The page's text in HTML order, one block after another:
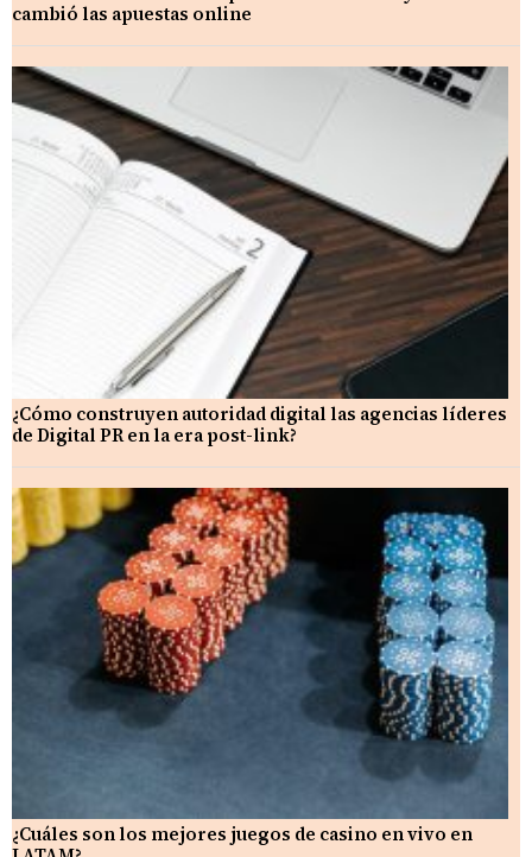
cambió las apuestas online
¿Cómo construyen autoridad digital las agencias líderes
de Digital PR en la era post-link?
¿Cuáles son los mejores juegos de casino en vivo en